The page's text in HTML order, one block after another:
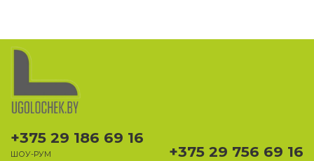
+375 29 186 69 16
ШОУ-РУМ +375 29 756 69 16